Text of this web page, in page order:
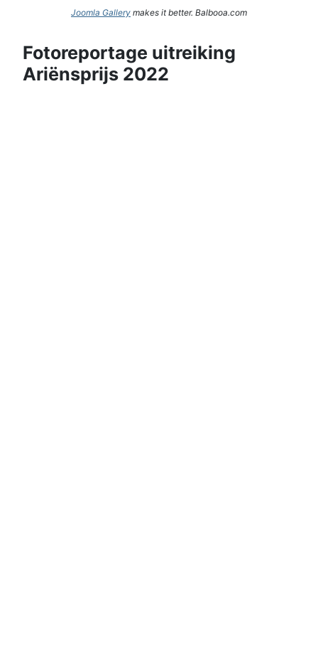
Joomla Gallery makes it better. Balbooa.com
Fotoreportage uitreiking
Ariënsprijs 2022